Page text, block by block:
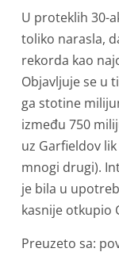
U proteklih 30-
toliko narasla,
rekorda kao
Objavljuje se u
ga stotine
između 750
uz Garfieldov
mnogi drugi).
je bila u
kasnije otkupio
Preuzeto sa: